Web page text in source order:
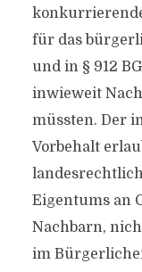
für das
und in § 912
inwieweit
müssten. Der
Vorbehalt
Eigentums an
Nachbarn,
im